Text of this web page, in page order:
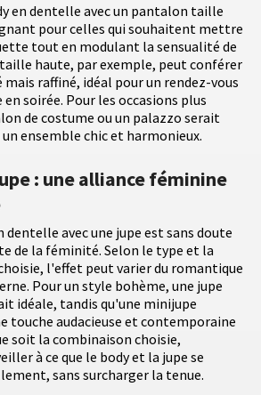
en dentelle avec un pantalon taille
pour celles qui souhaitent mettre
tout en modulant la sensualité de
haute, par exemple, peut conférer
raffiné, idéal pour un rendez-vous
soirée. Pour les occasions plus
de costume ou un palazzo serait
ensemble chic et harmonieux.
: une alliance féminine
dentelle avec une jupe est sans doute
de la féminité. Selon le type et la
l'effet peut varier du romantique
Pour un style bohème, une jupe
idéale, tandis qu'une minijupe
touche audacieuse et contemporaine
soit la combinaison choisie,
à ce que le body et la jupe se
sans surcharger la tenue.